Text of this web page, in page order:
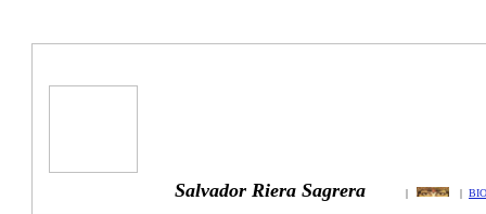
Salvador Riera Sagrera | |